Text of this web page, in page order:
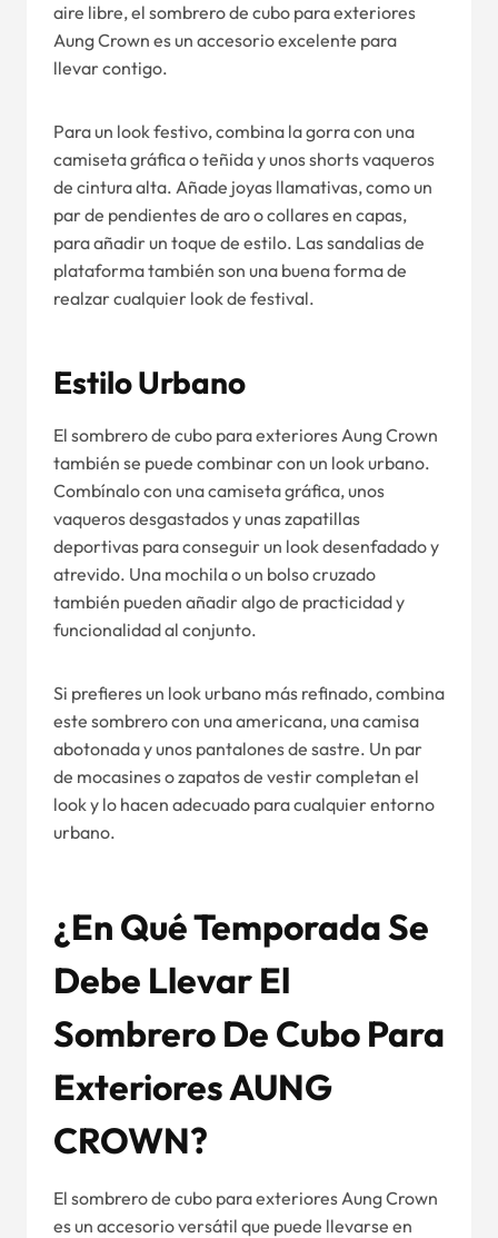
aire libre, el sombrero de cubo para exteriores
Aung Crown es un accesorio excelente para
llevar contigo.
Para un look festivo, combina la gorra con una
camiseta gráfica o teñida y unos shorts vaqueros
de cintura alta. Añade joyas llamativas, como un
par de pendientes de aro o collares en capas,
para añadir un toque de estilo. Las sandalias de
plataforma también son una buena forma de
realzar cualquier look de festival.
Estilo Urbano
El sombrero de cubo para exteriores Aung Crown
también se puede combinar con un look urbano.
Combínalo con una camiseta gráfica, unos
vaqueros desgastados y unas zapatillas
deportivas para conseguir un look desenfadado y
atrevido. Una mochila o un bolso cruzado
también pueden añadir algo de practicidad y
funcionalidad al conjunto.
Si prefieres un look urbano más refinado, combina
este sombrero con una americana, una camisa
abotonada y unos pantalones de sastre. Un par
de mocasines o zapatos de vestir completan el
look y lo hacen adecuado para cualquier entorno
urbano.
¿En Qué Temporada Se
Debe Llevar El
Sombrero De Cubo Para
Exteriores AUNG
CROWN?
El sombrero de cubo para exteriores Aung Crown
es un accesorio versátil que puede llevarse en